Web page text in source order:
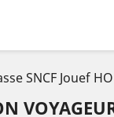
SNCF Jouef HO